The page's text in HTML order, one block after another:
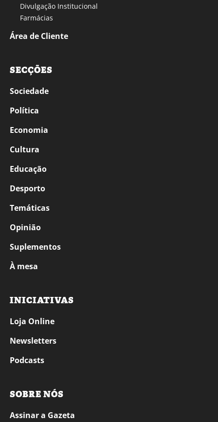
Divulgação Institucional
Farmácias
Área de Cliente
SECÇÕES
Sociedade
Política
Economia
Cultura
Educação
Desporto
Temáticas
Opinião
Suplementos
À mesa
INICIATIVAS
Loja Online
Newsletters
Podcasts
SOBRE NÓS
Assinar a Gazeta